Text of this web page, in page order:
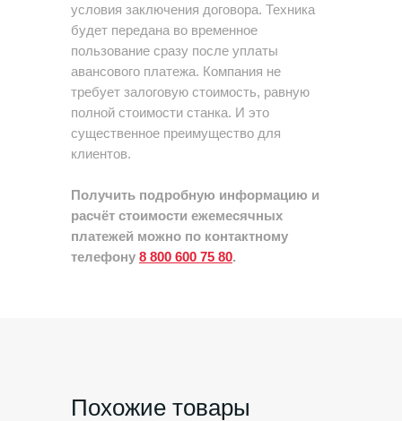
условия заключения договора. Техника
будет передана во временное
пользование сразу после уплаты
авансового платежа. Компания не
требует залоговую стоимость, равную
полной стоимости станка. И это
существенное преимущество для
клиентов.
Получить подробную информацию и
расчёт стоимости ежемесячных
платежей можно по контактному
телефону 8 800 600 75 80.
Похожие товары
ЗАДАТЬ ВОПРОС